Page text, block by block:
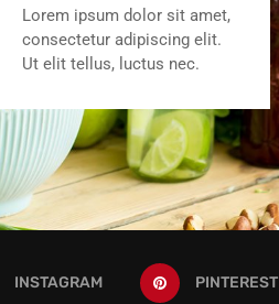
Lorem ipsum dolor sit amet,
consectetur adipiscing elit.
Ut elit tellus, luctus nec.
INSTAGRAM PINTEREST